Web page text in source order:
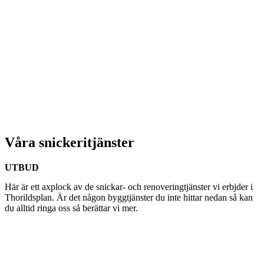
Våra snickeritjänster
UTBUD
Här är ett axplock av de snickar- och renoveringtjänster vi erbjder i
Thorildsplan. Är det någon byggtjänster du inte hittar nedan så kan
du alltid ringa oss så berättar vi mer.